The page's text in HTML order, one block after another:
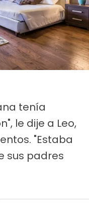
tenía
le dije a Leo,
"Estaba
sus padres